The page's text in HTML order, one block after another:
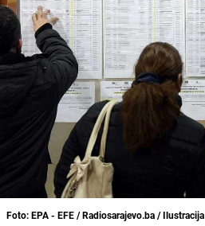
Foto: EPA - EFE / Radiosarajevo.ba / Ilustracija